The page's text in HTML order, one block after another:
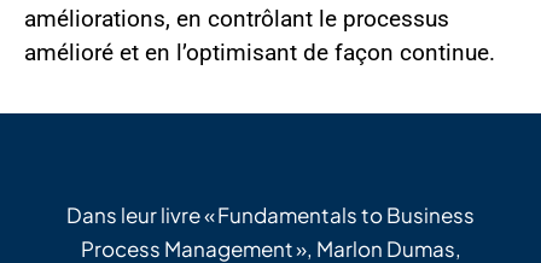
améliorations, en contrôlant le processus
amélioré et en l’optimisant de façon continue.
Dans leur livre « Fundamentals to Business
Process Management », Marlon Dumas,